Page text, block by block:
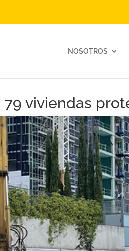
NOSOTROS
viviendas